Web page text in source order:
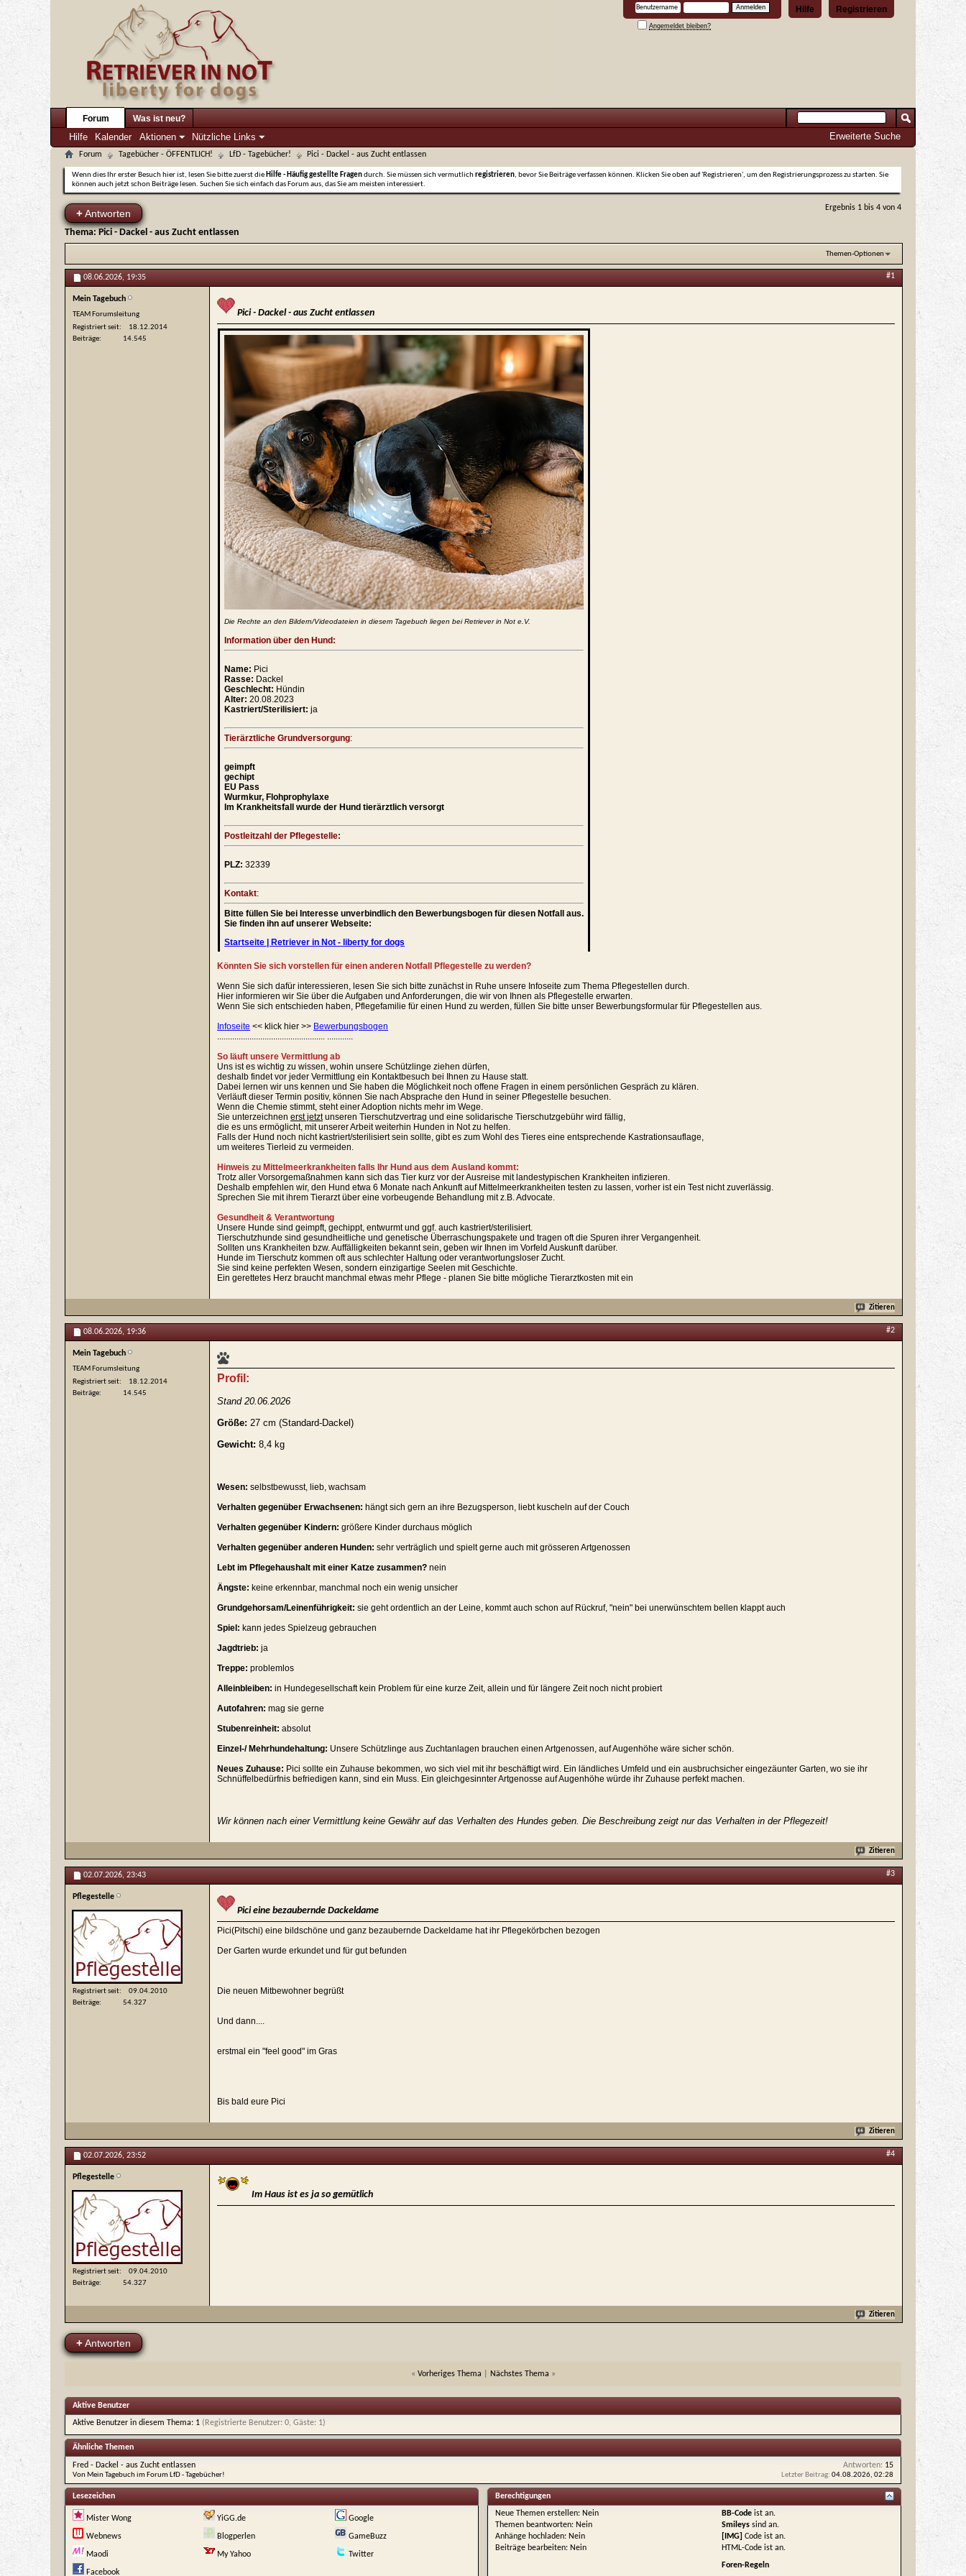
Registrieren
Hilfe
Angemeldet bleiben?
Forum
Hilfe Kalender Aktionen Nützliche Links
Was ist neu?
Erweiterte Suche
Forum Tagebücher - ÖFFENTLICH! LfD - Tagebücher! Pici - Dackel - aus Zucht entlassen
Wenn dies Ihr erster Besuch hier ist, lesen Sie bitte zuerst die Hilfe - Häufig gestellte Fragendurch. Sie müssen sich vermutlichregistrieren, bevor Sie Beiträge verfassen können. Klicken Sie oben auf 'Registrieren', um den Registrierungsprozess zu starten. Sie
können auch jetzt schon Beiträge lesen. Suchen Sie sich einfach das Forum aus, das Sie am meisten interessiert.
+Antworten Ergebnis 1 bis 4 von 4
Thema: Pici - Dackel - aus Zucht entlassen
Themen-Optionen
08.06.2026, 19:35 #1
Mein Tagebuch
TEAM Forumsleitung
Registriert seit
18.12.2014
Beiträge
14.545
Pici - Dackel - aus Zucht entlassen
Die Rechte an den Bildern/Videodateien in diesem Tagebuch liegen bei Retriever in Not e.V.
Information über den Hund:
Name: Pici
Rasse: Dackel
Geschlecht: Hündin
Alter: 20.08.2023
Kastriert/Sterilisiert: ja
Tierärztliche Grundversorgung:
geimpft
gechipt
EU Pass
Wurmkur, Flohprophylaxe
Im Krankheitsfall wurde der Hund tierärztlich versorgt
Postleitzahl der Pflegestelle:
PLZ: 32339
Kontakt:
Bitte füllen Sie bei Interesse unverbindlich den Bewerbungsbogen für diesen Notfall aus.
Sie finden ihn auf unserer Webseite:
Startseite | Retriever in Not - liberty for dogs
Könnten Sie sich vorstellen für einen anderen Notfall Pflegestelle zu werden?
Wenn Sie sich dafür interessieren, lesen Sie sich bitte zunächst in Ruhe unsere Infoseite zum Thema Pflegestellen durch.
Hier informieren wir Sie über die Aufgaben und Anforderungen, die wir von Ihnen als Pflegestelle erwarten.
Wenn Sie sich entschieden haben, Pflegefamilie für einen Hund zu werden, füllen Sie bitte unser Bewerbungsformular für Pflegestellen aus.
Infoseite << klick hier >> Bewerbungsbogen
.................................................. ............
So läuft unsere Vermittlung ab
Uns ist es wichtig zu wissen, wohin unsere Schützlinge ziehen dürfen,
deshalb findet vor jeder Vermittlung ein Kontaktbesuch bei Ihnen zu Hause statt.
Dabei lernen wir uns kennen und Sie haben die Möglichkeit noch offene Fragen in einem persönlichen Gespräch zu klären.
Verläuft dieser Termin positiv, können Sie nach Absprache den Hund in seiner Pflegestelle besuchen.
Wenn die Chemie stimmt, steht einer Adoption nichts mehr im Wege.
Sie unterzeichnen erst jetztunseren Tierschutzvertrag und eine solidarische Tierschutzgebühr wird fällig,
die es uns ermöglicht, mit unserer Arbeit weiterhin Hunden in Not zu helfen.
Falls der Hund noch nicht kastriert/sterilisiert sein sollte, gibt es zum Wohl des Tieres eine entsprechende Kastrationsauflage,
um weiteres Tierleid zu vermeiden.
Hinweis zu Mittelmeerkrankheiten falls Ihr Hund aus dem Ausland kommt:
Trotz aller Vorsorgemaßnahmen kann sich das Tier kurz vor der Ausreise mit landestypischen Krankheiten infizieren.
Deshalb empfehlen wir, den Hund etwa 6 Monate nach Ankunft auf Mittelmeerkrankheiten testen zu lassen, vorher ist ein Test nicht zuverlässig.
Sprechen Sie mit ihrem Tierarzt über eine vorbeugende Behandlung mit z.B. Advocate.
Gesundheit & Verantwortung
Unsere Hunde sind geimpft, gechippt, entwurmt und ggf. auch kastriert/sterilisiert.
Tierschutzhunde sind gesundheitliche und genetische Überraschungspakete und tragen oft die Spuren ihrer Vergangenheit.
Sollten uns Krankheiten bzw. Auffälligkeiten bekannt sein, geben wir Ihnen im Vorfeld Auskunft darüber.
Hunde im Tierschutz kommen oft aus schlechter Haltung oder verantwortungsloser Zucht.
Sie sind keine perfekten Wesen, sondern einzigartige Seelen mit Geschichte.
Ein gerettetes Herz braucht manchmal etwas mehr Pflege - planen Sie bitte mögliche Tierarztkosten mit ein
Zitieren
08.06.2026, 19:36 #2
Mein Tagebuch
TEAM Forumsleitung
Registriert seit
18.12.2014
Beiträge
14.545
Profil:
Stand 20.06.2026
Größe: 27 cm (Standard-Dackel)
Gewicht: 8,4 kg
Wesen: selbstbewusst, lieb, wachsam
Verhalten gegenüber Erwachsenen: hängt sich gern an ihre Bezugsperson, liebt kuscheln auf der Couch
Verhalten gegenüber Kindern: größere Kinder durchaus möglich
Verhalten gegenüber anderen Hunden: sehr verträglich und spielt gerne auch mit grösseren Artgenossen
Lebt im Pflegehaushalt mit einer Katze zusammen? nein
Ängste: keine erkennbar, manchmal noch ein wenig unsicher
Grundgehorsam/Leinenführigkeit: sie geht ordentlich an der Leine, kommt auch schon auf Rückruf, "nein" bei unerwünschtem bellen klappt auch
Spiel: kann jedes Spielzeug gebrauchen
Jagdtrieb: ja
Treppe: problemlos
Alleinbleiben: in Hundegesellschaft kein Problem für eine kurze Zeit, allein und für längere Zeit noch nicht probiert
Autofahren: mag sie gerne
Stubenreinheit: absolut
Einzel-/ Mehrhundehaltung: Unsere Schützlinge aus Zuchtanlagen brauchen einen Artgenossen, auf Augenhöhe wäre sicher schön.
Neues Zuhause: Pici sollte ein Zuhause bekommen, wo sich viel mit ihr beschäftigt wird. Ein ländliches Umfeld und ein ausbruchsicher eingezäunter Garten, wo sie ihr
Schnüffelbedürfnis befriedigen kann, sind ein Muss. Ein gleichgesinnter Artgenosse auf Augenhöhe würde ihr Zuhause perfekt machen.
Wir können nach einer Vermittlung keine Gewähr auf das Verhalten des Hundes geben. Die Beschreibung zeigt nur das Verhalten in der Pflegezeit!
Zitieren
02.07.2026, 23:43 #3
Pflegestelle
Registriert seit
09.04.2010
Beiträge
54.327
Pici eine bezaubernde Dackeldame
Pici(Pitschi) eine bildschöne und ganz bezaubernde Dackeldame hat ihr Pflegekörbchen bezogen
Der Garten wurde erkundet und für gut befunden
Die neuen Mitbewohner begrüßt
Und dann....
erstmal ein "feel good" im Gras
Bis bald eure Pici
Zitieren
02.07.2026, 23:52 #4
Pflegestelle
Registriert seit
09.04.2010
Beiträge
54.327
Im Haus ist es ja so gemütlich
Zitieren
+Antworten
« Vorheriges Thema Nächstes Thema »
Aktive Benutzer
Aktive Benutzer in diesem Thema: 1 (Registrierte Benutzer: 0, Gäste: 1)
Ähnliche Themen
Fred - Dackel - aus Zucht entlassen
Von Mein Tagebuch im Forum LfD - Tagebücher!
Antworten: 15
Letzter Beitrag: 04.08.2026, 02:28
Lesezeichen
Mister Wong YiGG.de Google
Webnews Blogperlen GameBuzz
Maodi My Yahoo Twitter
Facebook
Berechtigungen
Neue Themen erstellen: Nein
Themen beantworten: Nein
Anhänge hochladen: Nein
Beiträge bearbeiten: Nein
BB-Codeist an.
Smileyssind an.
[IMG] Code ist an.
HTML-Code ist an.
Foren-Regeln